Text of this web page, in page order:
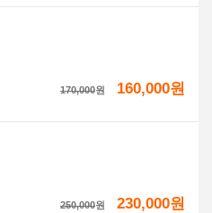
170,000원 160,000원
250,000원 230,000원